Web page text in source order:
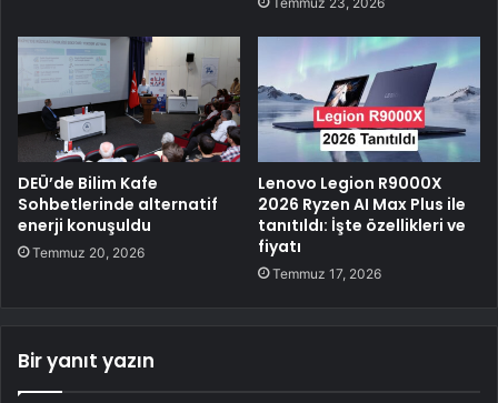
DEÜ’de Bilim Kafe
Sohbetlerinde alternatif
enerji konuşuldu
Temmuz 20, 2026
Lenovo Legion R9000X
2026 Ryzen AI Max Plus ile
tanıtıldı: İşte özellikleri ve
fiyatı
Temmuz 17, 2026
Bir yanıt yazın